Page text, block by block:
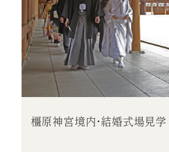
橿原神宮境内・結婚式場見学